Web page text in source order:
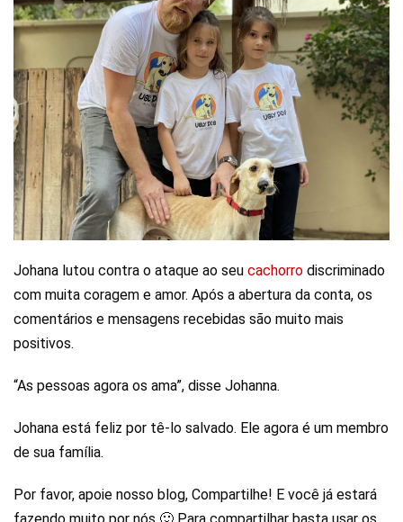
Johana lutou contra o ataque ao seu cachorro discriminado
com muita coragem e amor. Após a abertura da conta, os
comentários e mensagens recebidas são muito mais
positivos.
“As pessoas agora os ama”, disse Johanna.
Johana está feliz por tê-lo salvado. Ele agora é um membro
de sua família.
Por favor, apoie nosso blog, Compartilhe! E você já estará